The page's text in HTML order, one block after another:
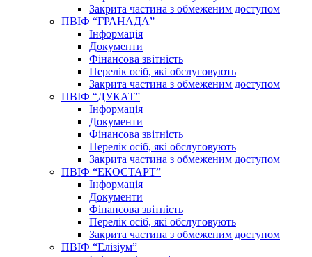
Закрита частина з обмеженим доступом
ПВІФ “ГРАНАДА”
Інформація
Документи
Фінансова звітність
Перелік осіб, які обслуговують
Закрита частина з обмеженим доступом
ПВІФ “ДУКАТ”
Інформація
Документи
Фінансова звітність
Перелік осіб, які обслуговують
Закрита частина з обмеженим доступом
ПВІФ “ЕКОСТАРТ”
Інформація
Документи
Фінансова звітність
Перелік осіб, які обслуговують
Закрита частина з обмеженим доступом
ПВІФ “Елізіум”